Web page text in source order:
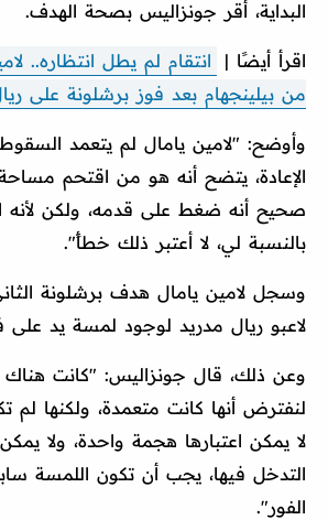
البداية، أقر جونزاليس بصحة الهدف.
اقرأ أيضًا |
انتقام لم يطل انتظاره..
من بيلينجهام بعد فوز برشلونة على
وأوضح: "لامين يامال لم يتعمد
الإعادة، يتضح أنه هو من اقتحم
صحيح أنه ضغط على قدمه، ولكن لأنه
بالنسبة لي، لا أعتبر ذلك خطأً".
وسجل لامين يامال هدف برشلونة
لاعبو ريال مدريد لوجود لمسة يد على
وعن ذلك، قال جونزاليس: "كانت هناك
لنفترض أنها كانت متعمدة، ولكنها لم
لا يمكن اعتبارها هجمة واحدة، ولا يمكن
التدخل فيها، يجب أن تكون اللمسة
الفور".